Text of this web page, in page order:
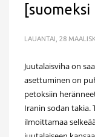
LAUANTAI, 28
Juutalaisviha on
asettuminen on
petoksiin
Iranin sodan takia.
ilmoittamaa